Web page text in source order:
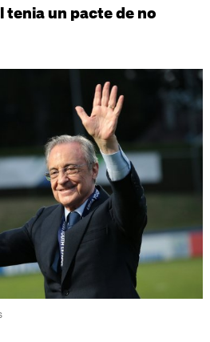
tenia un pacte de no